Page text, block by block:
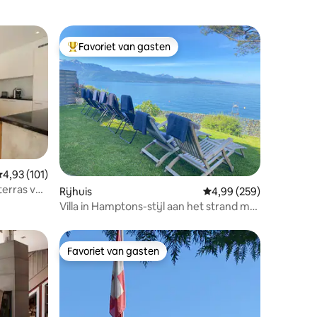
beoordeling van 4,93 op 5, 101 recensies
4,93 (101)
van
Topfavoriet van gasten
Favoriet van gasten
Rijhuis Gemiddelde
4,99 (259)
Villa in Hamptons-stijl aan het strand met
Favoriet van gasten
Favoriet van gasten